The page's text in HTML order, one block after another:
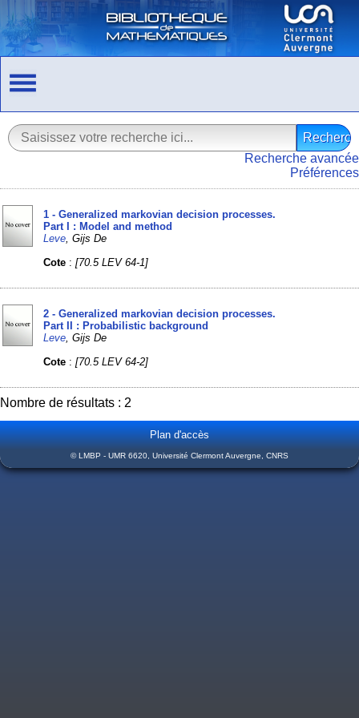
Recherche avancée
Préférences
1 - Generalized markovian decision processes.
Part I : Model and method
Leve , Gijs De
Cote :[70.5 LEV 64-1]
2 - Generalized markovian decision processes.
Part II : Probabilistic background
Leve , Gijs De
Cote :[70.5 LEV 64-2]
Nombre de résultats : 2
Plan d'accès
© LMBP - UMR 6620, Université Clermont Auvergne, CNRS